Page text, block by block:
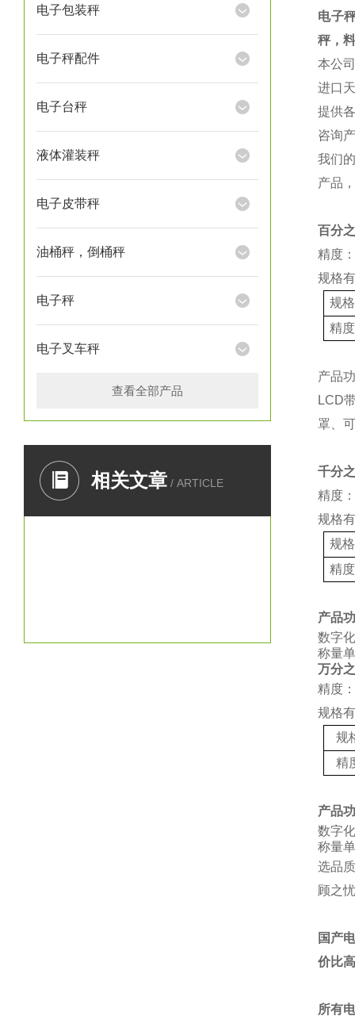
电子包装秤
电子秤配件
电子台秤
液体灌装秤
电子皮带秤
油桶秤，倒桶秤
电子秤
电子叉车秤
查看全部产品
相关文章 / ARTICLE
电子
秤，
本公
进口
提供
咨询
我们
产品
百分
精度
规格
规格
精度
产品
LCD
罩、
千分
精度
规格
规格
精度
产品
数字
称量
万分
精度
规格
规
精
产品
数字
称量
选品
顾之
国产
价比
所有